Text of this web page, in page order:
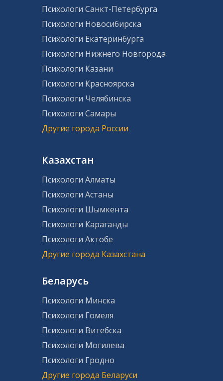
Психологи Санкт-Петербурга
Психологи Новосибирска
Психологи Екатеринбурга
Психологи Нижнего Новгорода
Психологи Казани
Психологи Красноярска
Психологи Челябинска
Психологи Самары
Другие города России
Казахстан
Психологи Алматы
Психологи Астаны
Психологи Шымкента
Психологи Караганды
Психологи Актобе
Другие города Казахстана
Беларусь
Психологи Минска
Психологи Гомеля
Психологи Витебска
Психологи Могилева
Психологи Гродно
Другие города Беларуси